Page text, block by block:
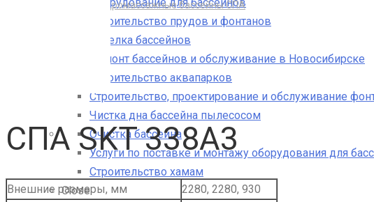
Строительство прудов и фонтанов
Отделка бассейнов
Ремонт бассейнов и обслуживание в Новосибирске
Строительство аквапарков
Строительство, проектирование и обслуживание
Чистка дна бассейна пылесосом
Очистка бассейна
Услуги по поставке и монтажу оборудования для
Строительство хамам
Close
Скиммерные гидромассажные бассейны СПА
СПА SKT 338A3
Внешние размеры, мм
2280, 2280, 930